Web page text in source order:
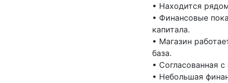
• Находится
• Финансовые
капитала.
• Магазин
база.
• Согласованная
• Небольшая